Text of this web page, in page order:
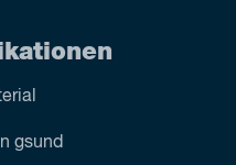
gsund